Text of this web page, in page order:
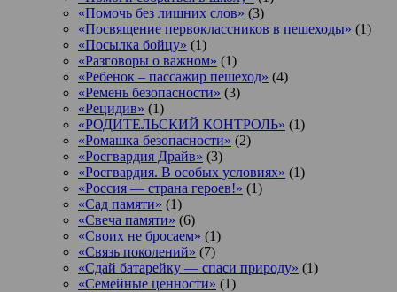
«Помочь без лишних слов» (3)
«Посвящение первоклассников в пешеходы» (1)
«Посылка бойцу» (1)
«Разговоры о важном» (1)
«Ребенок – пассажир пешеход» (4)
«Ремень безопасности» (3)
«Рецидив» (1)
«РОДИТЕЛЬСКИЙ КОНТРОЛЬ» (1)
«Ромашка безопасности» (2)
«Росгвардия Драйв» (3)
«Росгвардия. В особых условиях» (1)
«Россия — страна героев!» (1)
«Сад памяти» (1)
«Свеча памяти» (6)
«Своих не бросаем» (1)
«Связь поколений» (7)
«Сдай батарейку — спаси природу» (1)
«Семейные ценности» (1)